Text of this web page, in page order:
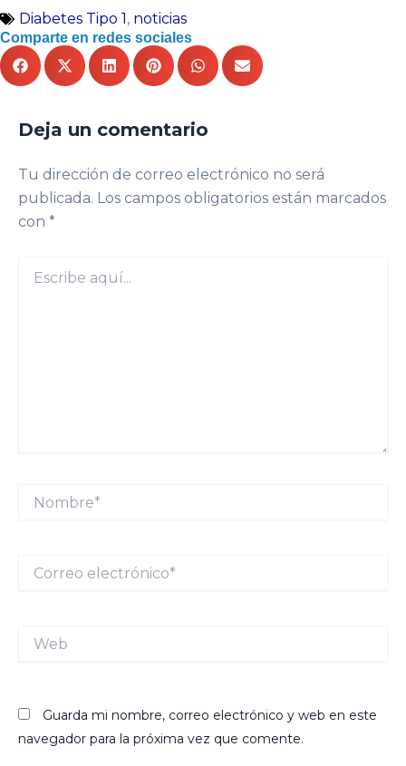
Diabetes Tipo 1 , noticias
Comparte en redes sociales
Deja un comentario
Tu dirección de correo electrónico no será
publicada. Los campos obligatorios están marcados
con *
aquí...
Nombre*
electrónico*
Guarda mi nombre, correo electrónico y web en este
navegador para la próxima vez que comente.